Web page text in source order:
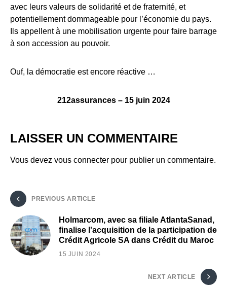
avec leurs valeurs de solidarité et de fraternité, et
potentiellement dommageable pour l’économie du pays.
Ils appellent à une mobilisation urgente pour faire barrage
à son accession au pouvoir.
Ouf, la démocratie est encore réactive …
212assurances – 15 juin 2024
LAISSER UN COMMENTAIRE
Vous devez vous connecter pour publier un commentaire.
PREVIOUS ARTICLE
Holmarcom, avec sa filiale AtlantaSanad,
finalise l'acquisition de la participation de
Crédit Agricole SA dans Crédit du Maroc
15 JUIN 2024
NEXT ARTICLE